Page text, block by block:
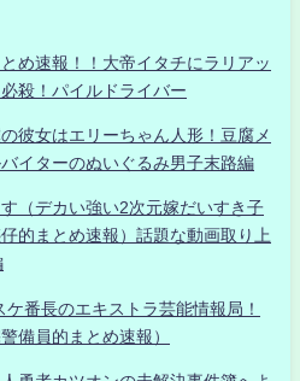
め速報！！大帝イタチにラリアッ
殺！パイルドライバー
彼女はエリーちゃん人形！豆腐メ
イターのぬいぐるみ男子末路編
（デカい強い2次元嫁だいすき子
的まとめ速報）話題な動画取り上
番長のエキストラ芸能情報局！
備員的まとめ速報）